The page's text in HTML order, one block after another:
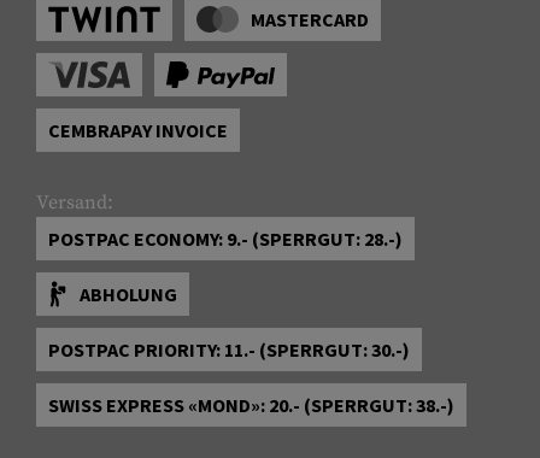
MASTERCARD
CEMBRAPAY INVOICE
Versand:
POSTPAC ECONOMY: 9.- (SPERRGUT: 28.-)
ABHOLUNG
POSTPAC PRIORITY: 11.- (SPERRGUT: 30.-)
SWISS EXPRESS «MOND»: 20.- (SPERRGUT: 38.-)